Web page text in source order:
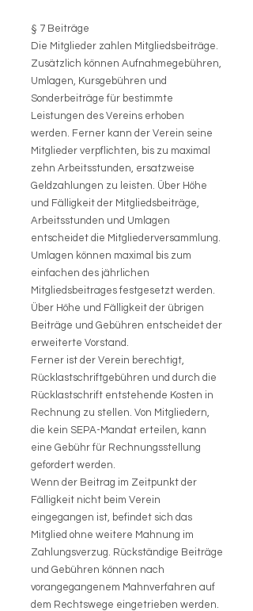
§ 7 Beiträge
Die Mitglieder zahlen Mitgliedsbeiträge.
Zusätzlich können Aufnahmegebühren,
Umlagen, Kursgebühren und
Sonderbeiträge für bestimmte
Leistungen des Vereins erhoben
werden. Ferner kann der Verein seine
Mitglieder verpflichten, bis zu maximal
zehn Arbeitsstunden, ersatzweise
Geldzahlungen zu leisten. Über Höhe
und Fälligkeit der Mitgliedsbeiträge,
Arbeitsstunden und Umlagen
entscheidet die Mitgliederversammlung.
Umlagen können maximal bis zum
einfachen des jährlichen
Mitgliedsbeitrages festgesetzt werden.
Über Höhe und Fälligkeit der übrigen
Beiträge und Gebühren entscheidet der
erweiterte Vorstand.
Ferner ist der Verein berechtigt,
Rücklastschriftgebühren und durch die
Rücklastschrift entstehende Kosten in
Rechnung zu stellen. Von Mitgliedern,
die kein SEPA-Mandat erteilen, kann
eine Gebühr für Rechnungsstellung
gefordert werden.
Wenn der Beitrag im Zeitpunkt der
Fälligkeit nicht beim Verein
eingegangen ist, befindet sich das
Mitglied ohne weitere Mahnung im
Zahlungsverzug. Rückständige Beiträge
und Gebühren können nach
vorangegangenem Mahnverfahren auf
dem Rechtswege eingetrieben werden.